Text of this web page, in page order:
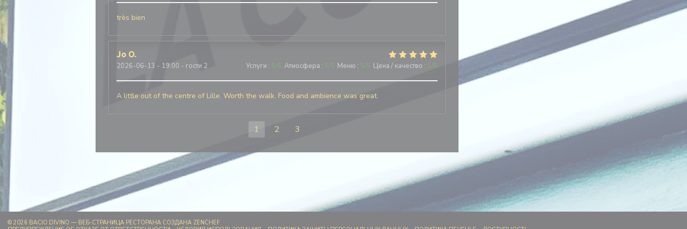
très bien
Jo O
2026-06-13 - 19:00 - гости 2 Услуги : Атмосфера : Меню : Цена / качество : /5
A little out of the centre of Lille. Worth the walk. Food and ambience was great.
1 2 3
© 2026 BACIO DIVINO — ВЕБ-СТРАНИЦА РЕСТОРАНА СОЗДАНА ZENCHEF((ОТКРЫВАЕТСЯ В НОВОМ ОКНЕ))